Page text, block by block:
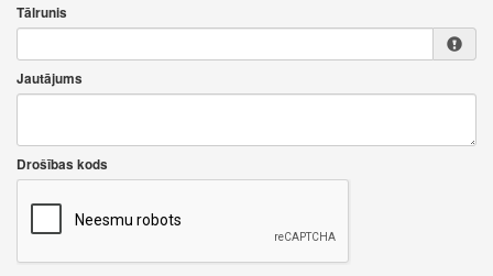
Tālrunis
Jautājums
Drošības kods